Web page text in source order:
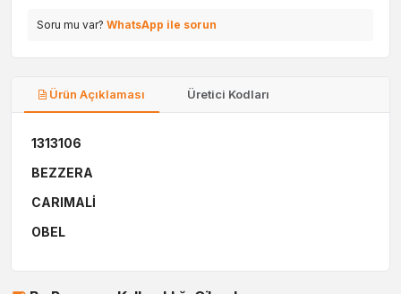
Soru mu var? WhatsApp ile sorun
Ürün Açıklaması Üretici Kodları
1313106
BEZZERA
CARIMALİ
OBEL